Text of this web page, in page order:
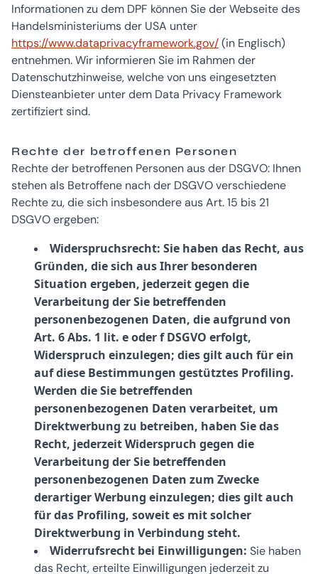
Informationen zu dem DPF können Sie der Webseite des
Handelsministeriums der USA unter
https://www.dataprivacyframework.gov/(in Englisch)
entnehmen. Wir informieren Sie im Rahmen der
Datenschutzhinweise, welche von uns eingesetzten
Diensteanbieter unter dem Data Privacy Framework
zertifiziert sind.
Rechte der betroffenen Personen
Rechte der betroffenen Personen aus der DSGVO: Ihnen
stehen als Betroffene nach der DSGVO verschiedene
Rechte zu, die sich insbesondere aus Art. 15 bis 21
DSGVO ergeben:
Widerspruchsrecht: Sie haben das Recht, aus
Gründen, die sich aus Ihrer besonderen
Situation ergeben, jederzeit gegen die
Verarbeitung der Sie betreffenden
personenbezogenen Daten, die aufgrund von
Art. 6 Abs. 1 lit. e oder f DSGVO erfolgt,
Widerspruch einzulegen; dies gilt auch für ein
auf diese Bestimmungen gestütztes Profiling.
Werden die Sie betreffenden
personenbezogenen Daten verarbeitet, um
Direktwerbung zu betreiben, haben Sie das
Recht, jederzeit Widerspruch gegen die
Verarbeitung der Sie betreffenden
personenbezogenen Daten zum Zwecke
derartiger Werbung einzulegen; dies gilt auch
für das Profiling, soweit es mit solcher
Direktwerbung in Verbindung steht.
Widerrufsrecht bei Einwilligungen: Sie haben
das Recht, erteilte Einwilligungen jederzeit zu